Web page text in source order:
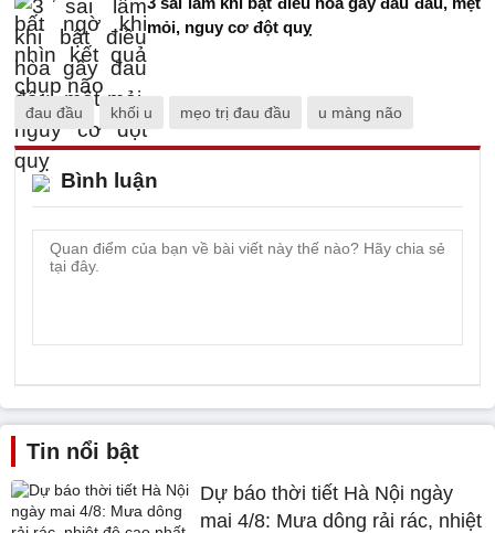
mỏi, nguy cơ đột quỵ
đau đầu khối u mẹo trị đau đầu u màng não
Bình luận
Tin nổi bật
Dự báo thời tiết Hà Nội ngày
mai 4/8: Mưa dông rải rác, nhiệt